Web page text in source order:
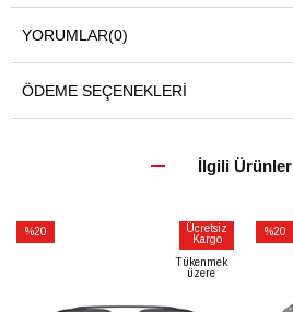
YORUMLAR(0)
ÖDEME SEÇENEKLERI
İlgili Ürünler
%20
Ücretsiz
Kargo
Tükenmek
üzere
%20